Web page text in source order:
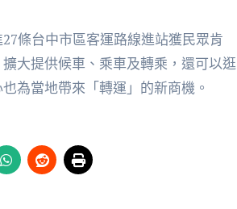
條台中市區客運路線進站獲民眾肯
大提供候車、乘車及轉乘，還可以逛
為當地帶來「轉運」的新商機。